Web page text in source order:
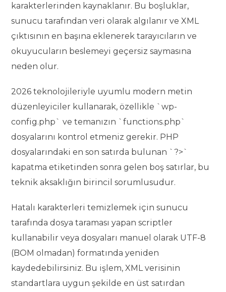
karakterlerinden kaynaklanır. Bu boşluklar,
sunucu tarafından veri olarak algılanır ve XML
çıktısının en başına eklenerek tarayıcıların ve
okuyucuların beslemeyi geçersiz saymasına
neden olur.
2026 teknolojileriyle uyumlu modern metin
düzenleyiciler kullanarak, özellikle `wp-
config.php` ve temanızın `functions.php`
dosyalarını kontrol etmeniz gerekir. PHP
dosyalarındaki en son satırda bulunan `?>`
kapatma etiketinden sonra gelen boş satırlar, bu
teknik aksaklığın birincil sorumlusudur.
Hatalı karakterleri temizlemek için sunucu
tarafında dosya taraması yapan scriptler
kullanabilir veya dosyaları manuel olarak UTF-8
(BOM olmadan) formatında yeniden
kaydedebilirsiniz. Bu işlem, XML verisinin
standartlara uygun şekilde en üst satırdan